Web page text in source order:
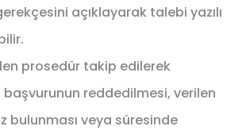
açıklayarak talebi yazılı
prosedür takip edilerek
reddedilmesi, verilen
bulunması veya süresinde